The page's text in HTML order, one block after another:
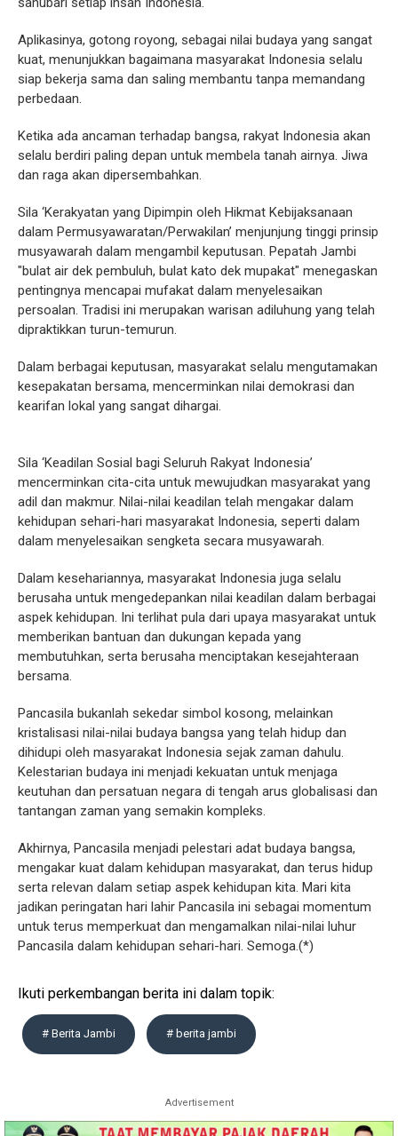
Aplikasinya, gotong royong, sebagai nilai budaya yang sangat
kuat, menunjukkan bagaimana masyarakat Indonesia selalu
siap bekerja sama dan saling membantu tanpa memandang
perbedaan.
Ketika ada ancaman terhadap bangsa, rakyat Indonesia akan
selalu berdiri paling depan untuk membela tanah airnya. Jiwa
dan raga akan dipersembahkan.
Sila ‘Kerakyatan yang Dipimpin oleh Hikmat Kebijaksanaan
dalam Permusyawaratan/Perwakilan’ menjunjung tinggi prinsip
musyawarah dalam mengambil keputusan. Pepatah Jambi
"bulat air dek pembuluh, bulat kato dek mupakat" menegaskan
pentingnya mencapai mufakat dalam menyelesaikan
persoalan. Tradisi ini merupakan warisan adiluhung yang telah
dipraktikkan turun-temurun.
Dalam berbagai keputusan, masyarakat selalu mengutamakan
kesepakatan bersama, mencerminkan nilai demokrasi dan
kearifan lokal yang sangat dihargai.
Sila ‘Keadilan Sosial bagi Seluruh Rakyat Indonesia’
mencerminkan cita-cita untuk mewujudkan masyarakat yang
adil dan makmur. Nilai-nilai keadilan telah mengakar dalam
kehidupan sehari-hari masyarakat Indonesia, seperti dalam
dalam menyelesaikan sengketa secara musyawarah.
Dalam kesehariannya, masyarakat Indonesia juga selalu
berusaha untuk mengedepankan nilai keadilan dalam berbagai
aspek kehidupan. Ini terlihat pula dari upaya masyarakat untuk
memberikan bantuan dan dukungan kepada yang
membutuhkan, serta berusaha menciptakan kesejahteraan
bersama.
Pancasila bukanlah sekedar simbol kosong, melainkan
kristalisasi nilai-nilai budaya bangsa yang telah hidup dan
dihidupi oleh masyarakat Indonesia sejak zaman dahulu.
Kelestarian budaya ini menjadi kekuatan untuk menjaga
keutuhan dan persatuan negara di tengah arus globalisasi dan
tantangan zaman yang semakin kompleks.
Akhirnya, Pancasila menjadi pelestari adat budaya bangsa,
mengakar kuat dalam kehidupan masyarakat, dan terus hidup
serta relevan dalam setiap aspek kehidupan kita. Mari kita
jadikan peringatan hari lahir Pancasila ini sebagai momentum
untuk terus memperkuat dan mengamalkan nilai-nilai luhur
Pancasila dalam kehidupan sehari-hari. Semoga.(*)
Ikuti perkembangan berita ini dalam topik:
# Berita Jambi # berita jambi
Advertisement